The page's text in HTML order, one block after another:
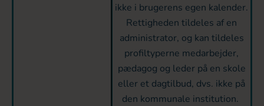
ikke i brugerens egen kalender.
Rettigheden tildeles af en
administrator, og kan tildeles
profiltyperne medarbejder,
pædagog og leder på en skole
eller et dagtilbud, dvs. ikke på
den kommunale institution.